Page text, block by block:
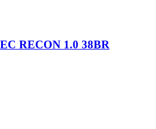
RECON 1.0 38BR